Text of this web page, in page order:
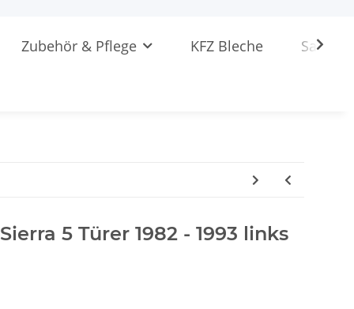
Zubehör & Pflege KFZ Bleche
5 Türer 1982 - 1993 links